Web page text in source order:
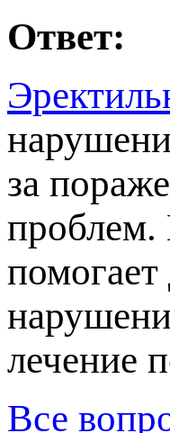
Ответ:
за
роблем.
омогает
лечение
се